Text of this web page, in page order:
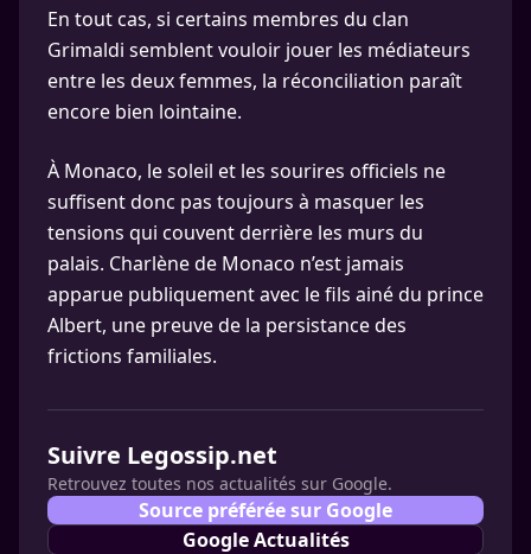
En tout cas, si certains membres du clan
Grimaldi semblent vouloir jouer les médiateurs
entre les deux femmes, la réconciliation paraît
encore bien lointaine.
À Monaco, le soleil et les sourires officiels ne
suffisent donc pas toujours à masquer les
tensions qui couvent derrière les murs du
palais. Charlène de Monaco n’est jamais
apparue publiquement avec le fils ainé du prince
Albert, une preuve de la persistance des
frictions familiales.
Suivre Legossip.net
Retrouvez toutes nos actualités sur Google.
Source préférée sur Google
Google Actualités